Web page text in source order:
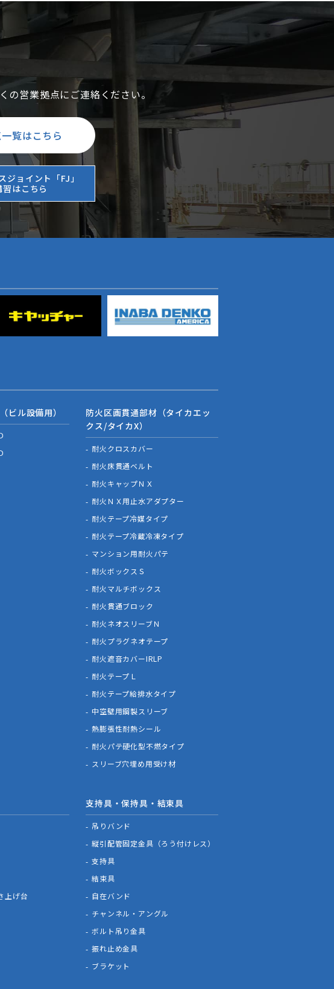
営業拠点にご連絡ください。
覧はこちら
ジョイント「FJ」
習はこちら
ビル設備用）
防火区画貫通部材（タイカエッ
クス/タイカX）
耐火クロスカバー
耐火床貫通ベルト
耐火キャップＮＸ
耐火ＮＸ用止水アダプター
耐火テープ冷媒タイプ
耐火テープ冷蔵冷凍タイプ
マンション用耐火パテ
耐火ボックスＳ
耐火マルチボックス
耐火貫通ブロック
耐火ネオスリーブＮ
耐火プラグネオテープ
耐火遮音カバーIRLP
耐火テープＬ
耐火テープ給排水タイプ
中空壁用鋼製スリーブ
熱膨張性耐熱シール
耐火パテ硬化型不燃タイプ
スリーブ穴埋め用受け材
上げ台
支持具・保持具・結束具
吊りバンド
縦引配管固定金具（ろう付けレス）
支持具
結束具
自在バンド
チャンネル・アングル
ボルト吊り金具
振れ止め金具
ブラケット